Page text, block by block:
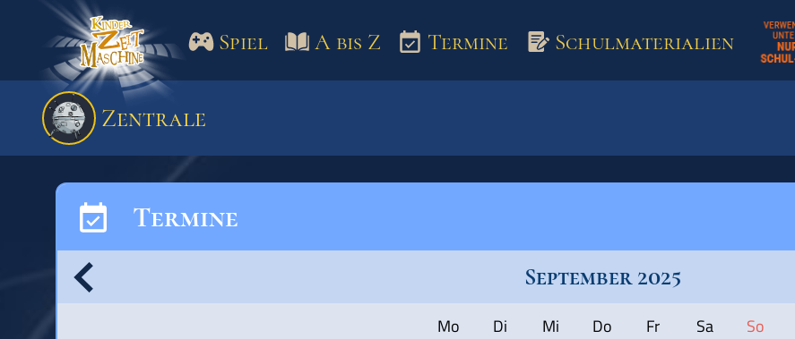
Spiel
Spiel A bis Z Termine Schulmaterialien
Zentrale
Termine
September 2025
Mo Di Mi Do Fr Sa
So